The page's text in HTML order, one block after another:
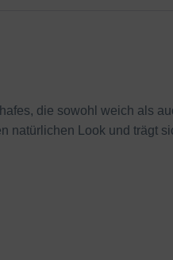
die sowohl weich als
natürlichen Look und trägt